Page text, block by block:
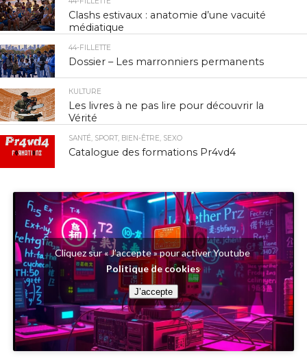
Clashs estivaux : anatomie d’une vacuité
médiatique
44-FILLETTE
Dossier – Les marronniers permanents
КULTURE
Les livres à ne pas lire pour découvrir la
Vérité
SANTÉ, SPORT, BIEN-ÊTRE, SEXO
Catalogue des formations Pr4vd4
Cliquez sur « J’accepte » pour activer Youtube
Politique de cookies
J’accepte